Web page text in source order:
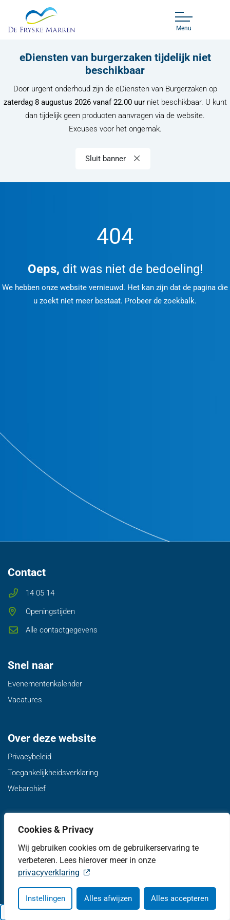
Cookies & Privacy
Wij gebruiken cookies om de gebruikerservaring te
verbeteren. Lees hierover meer in onze
privacyverklaring
Instellingen Alles afwijzen Alles accepteren
Menu
eDiensten van burgerzaken tijdelijk niet
beschikbaar
Door urgent onderhoud zijn de eDiensten van Burgerzaken op
zaterdag 8 augustus 2026 vanaf 22.00 uurniet beschikbaar. U kunt
dan tijdelijk geen producten aanvragen via de website.
Excuses voor het ongemak.
Sluit banner
404
Oeps, dit was niet de bedoeling!
We hebben onze website vernieuwd. Het kan zijn dat de pagina die
u zoekt niet meer bestaat. Probeer de zoekbalk.
Contact
14 05 14
Openingstijden
Alle contactgegevens
Snel naar
Evenementenkalender
Vacatures
Over deze website
Privacybeleid
Toegankelijkheidsverklaring
Webarchief
Volg ons
Lees voor Uitleg woorden Simpele tekst